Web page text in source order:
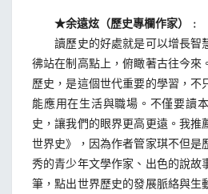
★余遠炫（歷史專欄作家）﹕
讀歷史的好處就是可以增長智
彿站在制高點上，俯瞰著古往今來
歷史，是這個世代重要的學習，不
能應用在生活與職場。不僅要讀
史，讓我們的眼界更高更遠。我推
世界史》，因為作者管家琪不但是
秀的青少年文學作家、出色的說故
筆，點出世界歷史的發展脈絡與生